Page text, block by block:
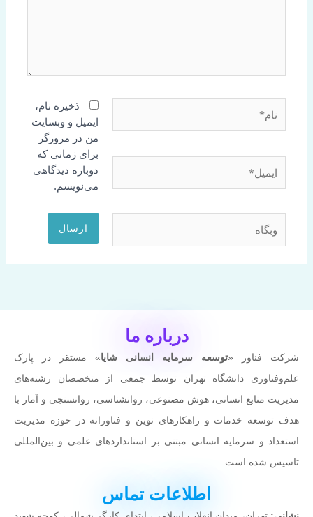
ذخیره نام،
ایمیل و وبسایت
من در مرورگر
برای زمانی که
دوباره دیدگاهی
می‌نویسم.
درباره ما
شرکت فناور «توسعه سرمایه انسانی شایا» مستقر در پارک
علم‌وفناوری دانشگاه تهران توسط جمعی از متخصصان رشته‌های
مدیریت منابع انسانی، هوش مصنوعی، روانشناسی، روانسنجی و آمار با
هدف توسعه خدمات و راهکارهای نوین و فناورانه در حوزه مدیریت
استعداد و سرمایه انسانی مبتنی بر استانداردهای علمی و بین‌المللی
تاسیس شده است.
اطلاعات تماس